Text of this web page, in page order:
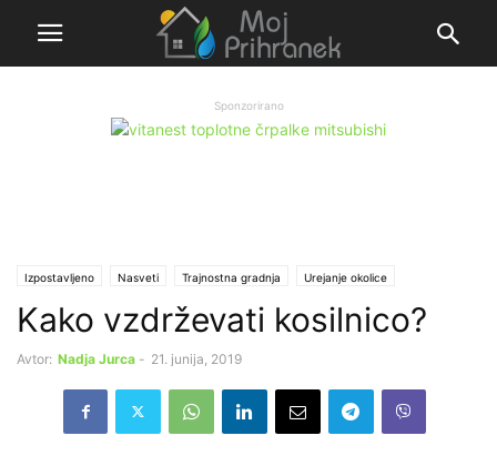
Sponzorirano
Izpostavljeno Nasveti Trajnostna gradnja Urejanje okolice
Kako vzdrževati kosilnico?
Avtor: Nadja Jurca - 21. junija, 2019